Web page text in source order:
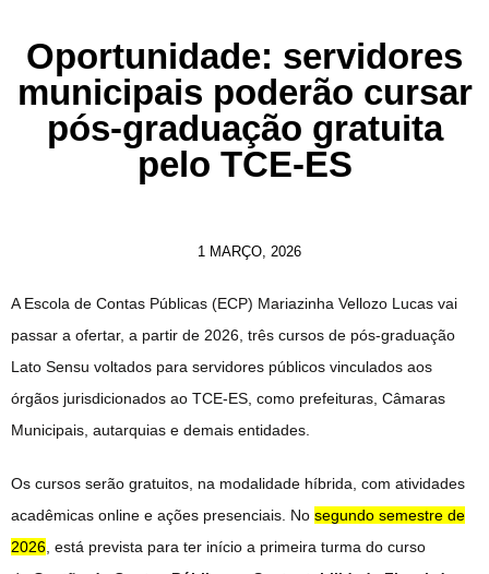
Oportunidade: servidores
municipais poderão cursar
pós-graduação gratuita
pelo TCE-ES
1 MARÇO, 2026
A Escola de Contas Públicas (ECP) Mariazinha Vellozo Lucas vai
passar a ofertar, a partir de 2026, três cursos de pós-graduação
Lato Sensu voltados para servidores públicos vinculados aos
órgãos jurisdicionados ao TCE-ES, como prefeituras, Câmaras
Municipais, autarquias e demais entidades.
Os cursos serão gratuitos, na modalidade híbrida, com atividades
acadêmicas online e ações presenciais. No segundo semestre de
2026 , está prevista para ter início a primeira turma do curso